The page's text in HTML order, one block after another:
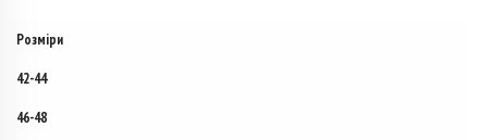
Розміри
42-44
46-48